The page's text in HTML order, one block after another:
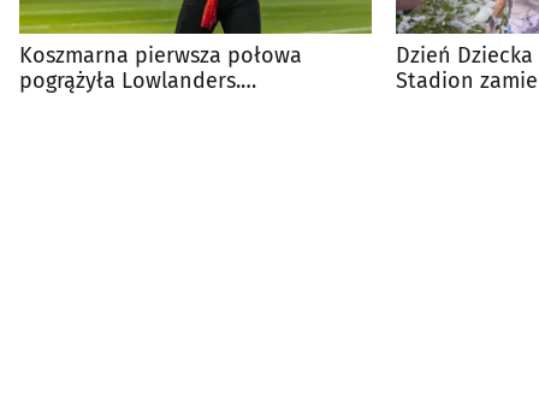
Koszmarna pierwsza połowa
pogrążyła Lowlanders.
Dzień
Stadion